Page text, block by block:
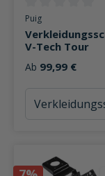
Durchschnittliche
Puig
V-Tech Tour
Ab 99,99 €